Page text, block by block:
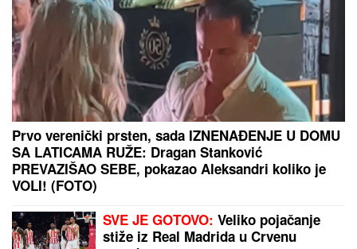
SRBIJA DOBIJA NOVU SAOBRAĆAJNU ARTERIJU:
„Vojvođansko P“ spaja Beograd, Zrenjanin i Novi
Sad – Stiže se za tren